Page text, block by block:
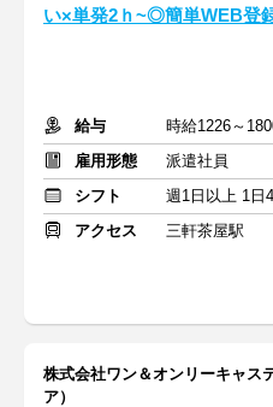
い×単発2ｈ~◎簡単WEB登
給与
時給1226～
雇用形態
派遣社員
シフト
週1日以上 1日
アクセス
三軒茶屋駅
株式会社ワン＆オンリーキャス
ア）